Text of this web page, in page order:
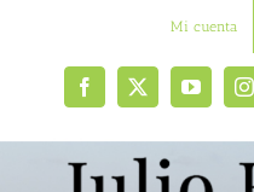
Mi cuenta
Facebook
X YouTube